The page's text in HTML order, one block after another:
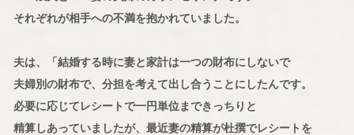
それぞれが相手への不満を抱かれていました。
夫は、「結婚する時に妻と家計は一つの財布にしないで
夫婦別の財布で、分担を考えて出し合うことにしたんです。
必要に応じてレシートで一円単位まできっちりと
精算しあっていましたが、最近妻の精算が杜撰でレシートを